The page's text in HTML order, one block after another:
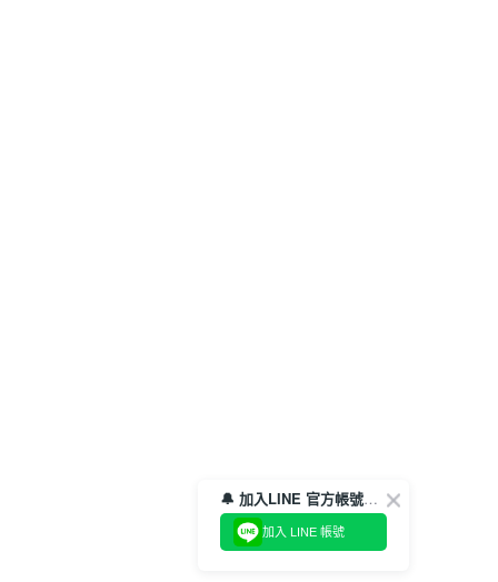
🔔 加入LINE 官方帳號，領取$100折價券！
加入 LINE 帳號